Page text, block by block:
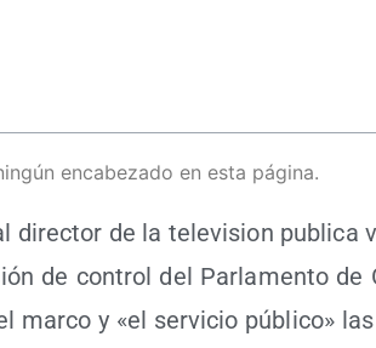
encabezado en esta página.
direc­tor de la tele­vi­sion publi­ca
de con­trol del Par­la­men­to
mar­co y «el ser­vi­cio públi­co»